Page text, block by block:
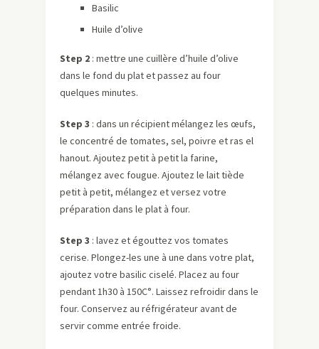
Basilic
Huile d’olive
Step 2 : mettre une cuillère d’huile d’olive
dans le fond du plat et passez au four
quelques minutes.
Step 3 : dans un récipient mélangez les œufs,
le concentré de tomates, sel, poivre et ras el
hanout. Ajoutez petit à petit la farine,
mélangez avec fougue. Ajoutez le lait tiède
petit à petit, mélangez et versez votre
préparation dans le plat à four.
Step 3 : lavez et égouttez vos tomates
cerise. Plongez-les une à une dans votre plat,
ajoutez votre basilic ciselé. Placez au four
pendant 1h30 à 150C°. Laissez refroidir dans le
four. Conservez au réfrigérateur avant de
servir comme entrée froide.